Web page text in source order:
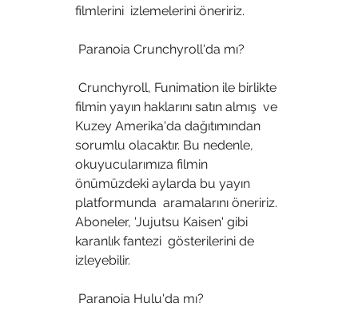
filmlerini  izlemelerini öneririz.
Paranoia Crunchyroll'da mı?
filmin yayın haklarını satın almış  ve
Kuzey Amerika'da dağıtımından
sorumlu olacaktır. Bu nedenle,
okuyucularımıza filmin
önümüzdeki aylarda bu yayın
platformunda  aramalarını öneririz.
Aboneler, 'Jujutsu Kaisen' gibi
karanlık fantezi  gösterilerini de
izleyebilir.
Paranoia Hulu'da mı?